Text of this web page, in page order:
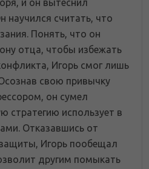
и он вытеснил
научился считать, что
Понять, что он
отца, чтобы избежать
Игорь смог лишь
свою привычку
он сумел
стратегию использует в
Отказавшись от
Игорь пообещал
другим помыкать